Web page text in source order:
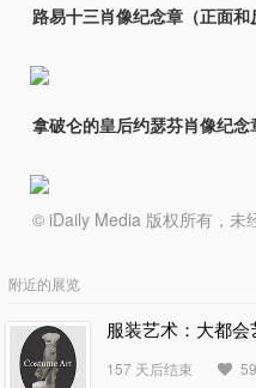
路易十三肖像纪念章（正面
拿破仑的皇后约瑟芬肖像纪
© iDaily Media 版权所有，未
附近的展览
服装艺术：大都
157 天后结束